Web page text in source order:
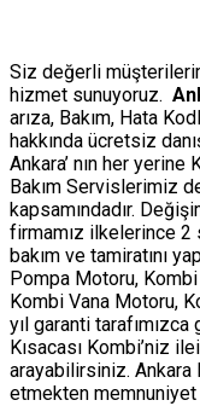
Siz değerli
hizmet sunuyoruz.
arıza, Bakım, Hata
hakkında ücretsiz
Ankara’ nın her
Bakım Servislerimiz
kapsamındadır.
firmamız ilkelerince 2
bakım ve tamiratını
Pompa Motoru,
Kombi Vana Motoru,
yıl garanti tarafımızca
Kısacası Kombi’niz
arayabilirsiniz.
etmekten